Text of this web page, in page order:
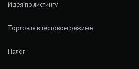
Идея по листингу
Торговля в тестовом режиме
Налог